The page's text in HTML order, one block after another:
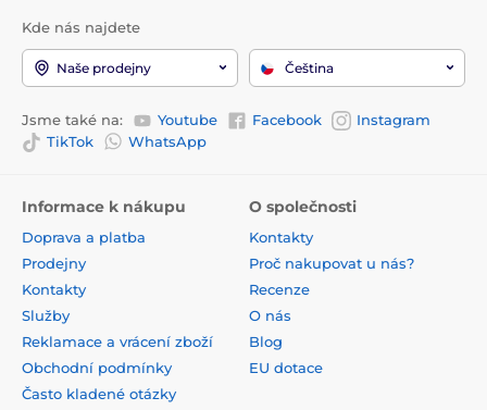
Kde nás najdete
Naše prodejny Čeština
Jsme také na: Youtube Facebook
Instagram
TikTok
WhatsApp
Informace k nákupu
Doprava a platba
Prodejny
Kontakty
Služby
Reklamace a vrácení zboží
Obchodní podmínky
Často kladené otázky
O společnosti
Kontakty
Proč nakupovat u nás?
Recenze
O nás
Blog
EU dotace